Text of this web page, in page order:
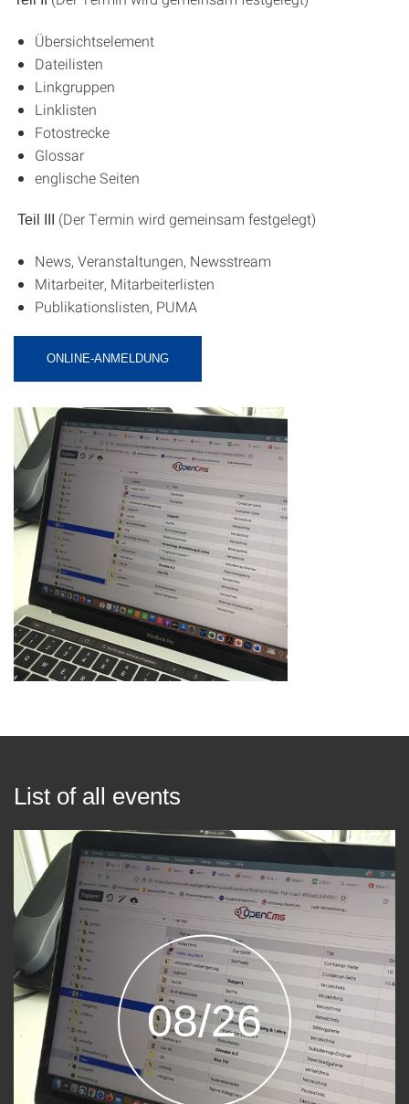
Übersichtselement
Dateilisten
Linkgruppen
Linklisten
Fotostrecke
Glossar
englische Seiten
Teil III (Der Termin wird gemeinsam festgelegt)
News, Veranstaltungen, Newsstream
Mitarbeiter, Mitarbeiterlisten
Publikationslisten, PUMA
ONLINE-ANMELDUNG
List of all events
08/26